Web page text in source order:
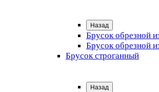
Назад
Брусок обрезной
Брусок обрезной
Брусок строганный
Назад